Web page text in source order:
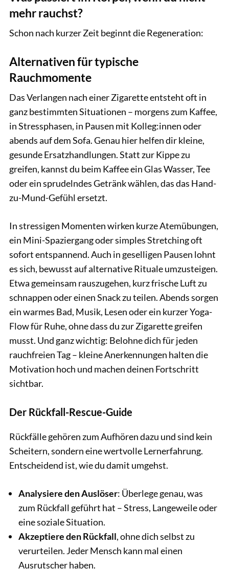
mehr rauchst?
Schon nach kurzer Zeit beginnt die Regeneration:
Alternativen für typische
Rauchmomente
Das Verlangen nach einer Zigarette entsteht oft in
ganz bestimmten Situationen – morgens zum Kaffee,
in Stressphasen, in Pausen mit Kolleg:innen oder
abends auf dem Sofa. Genau hier helfen dir kleine,
gesunde Ersatzhandlungen. Statt zur Kippe zu
greifen, kannst du beim Kaffee ein Glas Wasser, Tee
oder ein sprudelndes Getränk wählen, das das Hand-
zu-Mund-Gefühl ersetzt.
In stressigen Momenten wirken kurze Atemübungen,
ein Mini-Spaziergang oder simples Stretching oft
sofort entspannend. Auch in geselligen Pausen lohnt
es sich, bewusst auf alternative Rituale umzusteigen.
Etwa gemeinsam rauszugehen, kurz frische Luft zu
schnappen oder einen Snack zu teilen. Abends sorgen
ein warmes Bad, Musik, Lesen oder ein kurzer Yoga-
Flow für Ruhe, ohne dass du zur Zigarette greifen
musst. Und ganz wichtig: Belohne dich für jeden
rauchfreien Tag – kleine Anerkennungen halten die
Motivation hoch und machen deinen Fortschritt
sichtbar.
Der Rückfall-Rescue-Guide
Rückfälle gehören zum Aufhören dazu und sind kein
Scheitern, sondern eine wertvolle Lernerfahrung.
Entscheidend ist, wie du damit umgehst.
Analysiere den Auslöser: Überlege genau, was
zum Rückfall geführt hat – Stress, Langeweile oder
eine soziale Situation.
Akzeptiere den Rückfall, ohne dich selbst zu
verurteilen. Jeder Mensch kann mal einen
Ausrutscher haben.